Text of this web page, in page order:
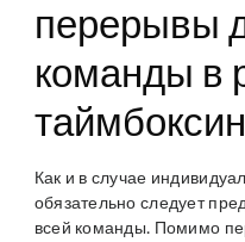
перерывы
команды в
Как и в случае
обязательно следует
всей команды. Помимо